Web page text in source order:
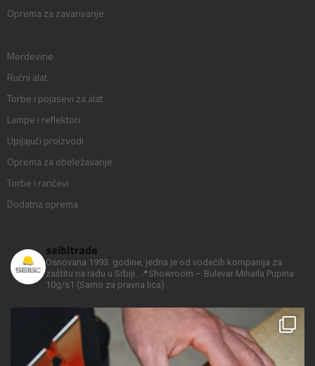
Oprema za zavarivanje
Merdevine
Ručni alat
Torbe i pojasevi za alat
Lampe i reflektori
Upijajući proizvodi
Oprema za obeležavanje
Torbe i rančevi
Dodatna oprema
seibltrade
Osnovana 1993. godine, jedna je od vodećih kompanija za
zaštitu na radu u Srbiji.
📍Showroom – Bulevar Mihaila Pupina
10g/s1 (Samo za pravna lica).